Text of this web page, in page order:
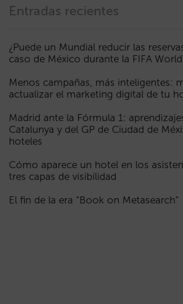
Entradas recientes
¿Puede un Mundial reducir las
caso de México durante la FIFA
Menos campañas, más inteligentes:
actualizar el marketing digital de tu
Madrid ante la Fórmula 1:
Catalunya y del GP de Ciudad de
hoteles
Cómo aparece un hotel en los
tres capas de visibilidad
El fin de la era “Book on Metasearch”